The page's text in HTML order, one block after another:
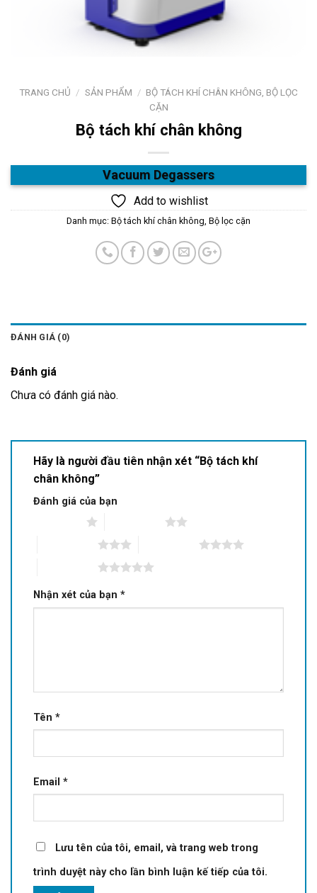
TRANG CHỦ / SẢN PHẨM / BỘ TÁCH KHÍ CHÂN KHÔNG, BỘ LỌC
CẶN
Bộ tách khí chân không
Vacuum Degassers
Add to wishlist
Danh mục: Bộ tách khí chân không, Bộ lọc cặn
ĐÁNH GIÁ (0)
Đánh giá
Chưa có đánh giá nào.
Hãy là người đầu tiên nhận xét “Bộ tách khí
chân không”
Đánh giá của bạn
Nhận xét của bạn *
Tên *
Email *
Lưu tên của tôi, email, và trang web trong
trình duyệt này cho lần bình luận kế tiếp của tôi.